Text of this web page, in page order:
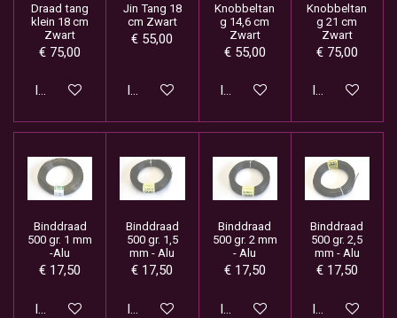
Draad tang
klein 18 cm
Zwart
€ 75,00
In winkelwagen
Jin Tang 18
cm Zwart
€ 55,00
In winkelwagen
Knobbeltan
g 14,6 cm
Zwart
€ 55,00
In winkelwagen
Knobbeltan
g 21 cm
Zwart
€ 75,00
In
Binddraad
500 gr. 1 mm
-Alu
€ 17,50
In winkelwagen
Binddraad
500 gr. 1,5
mm - Alu
€ 17,50
In winkelwagen
Binddraad
500 gr. 2 mm
- Alu
€ 17,50
In winkelwagen
Binddraad
500 gr. 2,5
mm - Alu
€ 17,50
In